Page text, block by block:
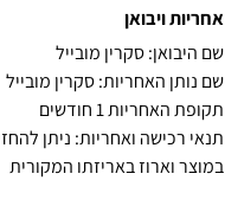
אחריות ויבואן
שם היבואן: סקרין מובייל
שם נותן האחריות: סקרין מובייל
תקופת האחריות 1 חודשים
במוצר וארוז באריזתו המקורית